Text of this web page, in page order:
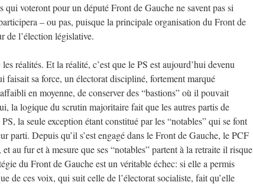
voteront pour un député Front de Gauche ne savent pas si
– ou pas, puisque la principale organisation du Front de
de l’élection législative.
réalités. Et la réalité, c’est que le PS est aujourd’hui devenu
faisait sa force, un électorat discipliné, fortement marqué
en moyenne, de conserver des “bastions” où il pouvait
la logique du scrutin majoritaire fait que les autres partis de
la seule exception étant constitué par les “notables” qui se font
parti. Depuis qu’il s’est engagé dans le Front de Gauche, le PCF
au fur et à mesure que ses “notables” partent à la retraite il risque
du Front de Gauche est un véritable échec: si elle a permis
de ces voix, qui suit celle de l’électorat socialiste, fait qu’elle